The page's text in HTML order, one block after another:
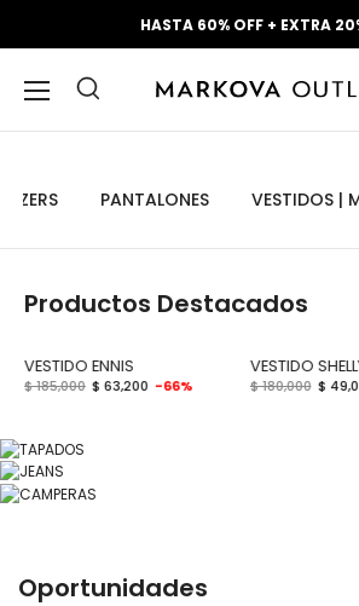
HASTA 60% OFF + EXTRA
PANTALONES VESTIDOS |
Productos Destacados
VESTIDO ENNIS
$ 185,000 $ 63,200 -66%
VESTIDO
$ 180,000 $
Oportunidades